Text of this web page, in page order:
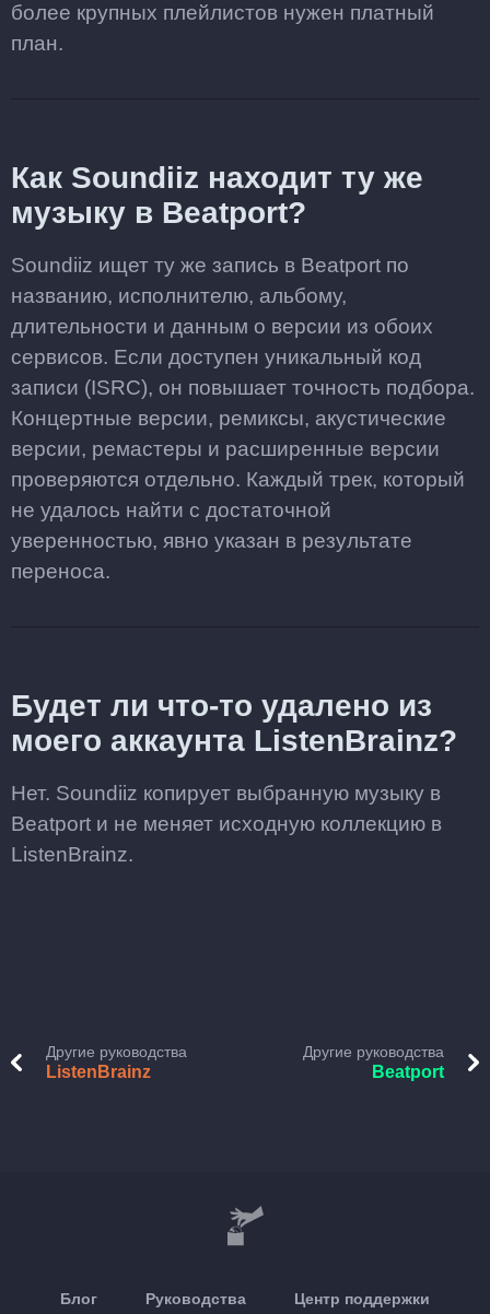
более крупных плейлистов нужен платный
план.
Как Soundiiz находит ту же
музыку в Beatport?
Soundiiz ищет ту же запись в Beatport по
названию, исполнителю, альбому,
длительности и данным о версии из обоих
сервисов. Если доступен уникальный код
записи (ISRC), он повышает точность подбора.
Концертные версии, ремиксы, акустические
версии, ремастеры и расширенные версии
проверяются отдельно. Каждый трек, который
не удалось найти с достаточной
уверенностью, явно указан в результате
переноса.
Будет ли что-то удалено из
моего аккаунта ListenBrainz?
Нет. Soundiiz копирует выбранную музыку в
Beatport и не меняет исходную коллекцию в
ListenBrainz.
Другие руководства
ListenBrainz
Другие руководства
Beatport
Блог Руководства Центр поддержки